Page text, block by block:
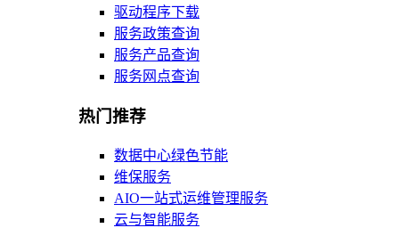
驱动程序下载
服务政策查询
服务产品查询
服务网点查询
热门推荐
数据中心绿色节能
维保服务
AIO一站式运维管理服务
云与智能服务